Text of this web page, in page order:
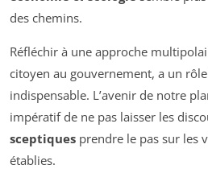
des chemins.
Réfléchir à une approche
citoyen au gouvernement, a un
indispensable. L’avenir de notre
impératif de ne pas laisser les
sceptiques prendre le pas sur les
établies.